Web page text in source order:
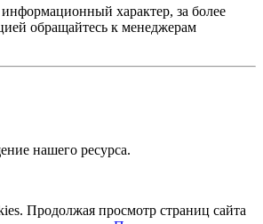
характер, за более
обращайтесь к менеджерам
нашего ресурса.
Продолжая просмотр страниц сайта